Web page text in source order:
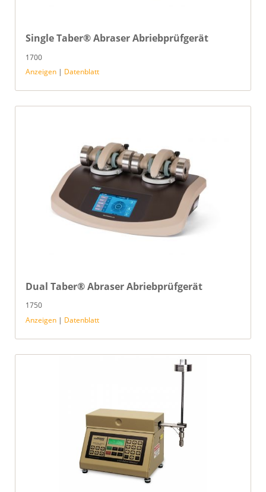
Single Taber® Abraser Abriebprüfgerät
1700
Anzeigen | Datenblatt
Dual Taber® Abraser Abriebprüfgerät
1750
Anzeigen | Datenblatt